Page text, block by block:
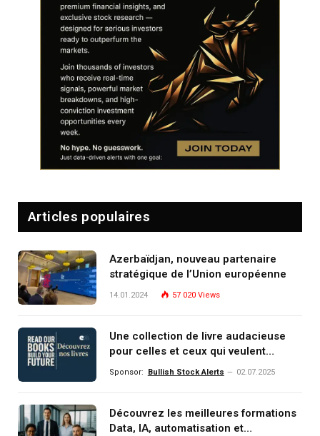
Articles populaires
Azerbaïdjan, nouveau partenaire
stratégique de l’Union européenne
14.01.2024 57 020 Views
Une collection de livre audacieuse
pour celles et ceux qui veulent
comprendre, investir et dominer le
Sponsor: Bullish Stock Alerts 02.07.2025
Découvrez les meilleures formations
Data, IA, automatisation et